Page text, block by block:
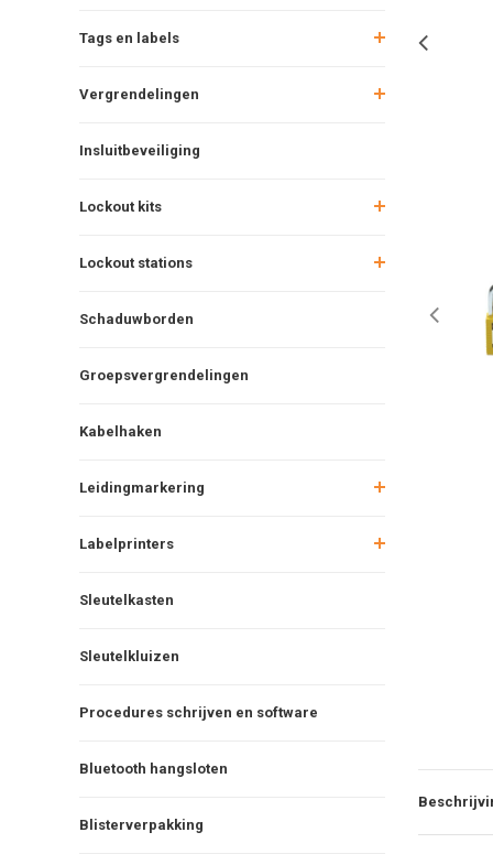
Tags en labels
Vergrendelingen
Insluitbeveiliging
Lockout kits
Lockout stations
Schaduwborden
Groepsvergrendelingen
Kabelhaken
Leidingmarkering
Labelprinters
Sleutelkasten
Sleutelkluizen
Procedures schrijven en software
Bluetooth hangsloten
Blisterverpakking